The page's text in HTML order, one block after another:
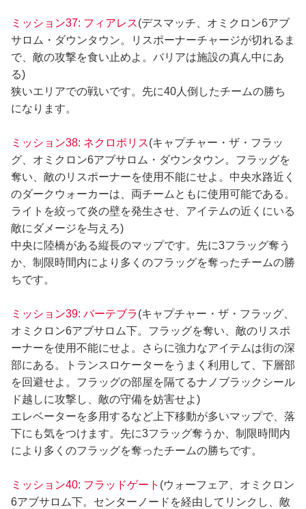
ミッション37: フィアレス(デスマッチ、オミクロン6アブ
サロム・ダウンタウン。リスポーナーチャージが切れるま
で、敵の攻撃を食い止めよ。バリアは施設の真ん中にあ
る)
狭いエリアでの戦いです。先に40人倒したチームの勝ち
になります。
ミッション38: ネクロポリス(キャプチャー・ザ・フラッ
グ、オミクロン6アブサロム・ダウンタウン。フラッグを
奪い、敵のリスポーナーを使用不能にせよ。中央水路近く
のダークウォーカーは、両チームともに使用可能である。
ライトを絞って炎の壁を発生させ、アイテムの近くにいる
敵にダメージを与えろ)
中央に陸橋がある縦長のマップです。先に3フラッグ奪う
か、制限時間内により多くのフラッグを奪ったチームの勝
ちです。
ミッション39: バーテブラ(キャプチャー・ザ・フラッグ、
オミクロン6アブサロム下。フラッグを奪い、敵のリスポ
ーナーを使用不能にせよ。さらに強力なアイテムは街の深
部にある。トランスロケーターをうまく利用して、下層部
を回避せよ。フラッグの部屋を隔てるナノブラックシール
ド越しに攻撃し、敵の守備を妨害せよ)
エレベーターを多用するなど上下移動が多いマップで、落
下にも気をつけます。先に3フラッグ奪うか、制限時間内
により多くのフラッグを奪ったチームの勝ちです。
ミッション40: フラッドゲート (ウォーフェア、オミクロン
6アブサロム下。センターノードを経由してリンクし、敵